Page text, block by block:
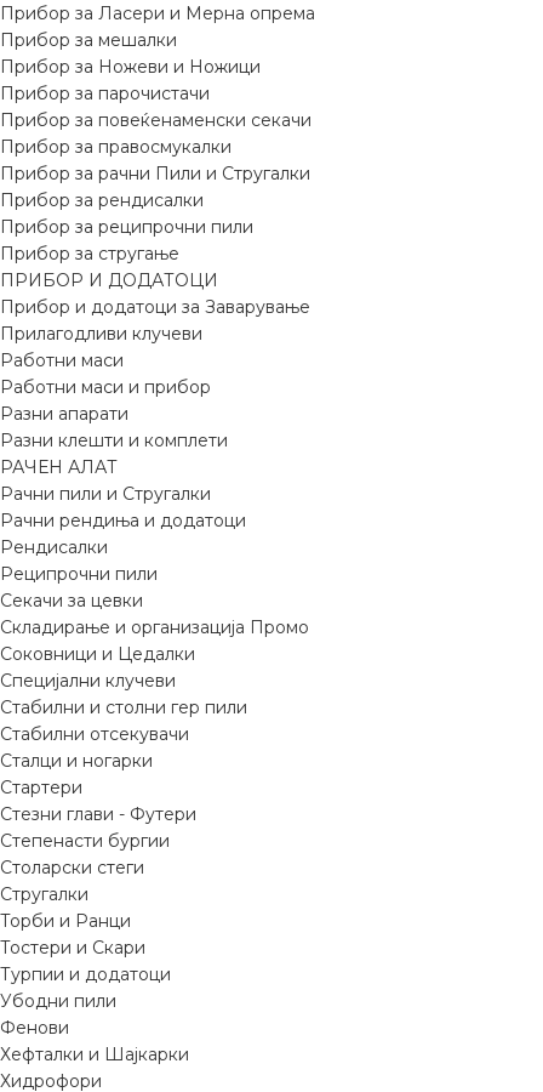
Прибор за Ласери и Мерна опрема
Прибор за мешалки
Прибор за Ножеви и Ножици
Прибор за парочистачи
Прибор за повеќенаменски секачи
Прибор за правосмукалки
Прибор за рачни Пили и Стругалки
Прибор за рендисалки
Прибор за реципрочни пили
Прибор за стругање
ПРИБОР И ДОДАТОЦИ
Прибор и додатоци за Заварување
Прилагодливи клучеви
Работни маси
Работни маси и прибор
Разни апарати
Разни клешти и комплети
РАЧЕН АЛАТ
Рачни пили и Стругалки
Рачни рендиња и додатоци
Рендисалки
Реципрочни пили
Секачи за цевки
Складирање и организација Промо
Соковници и Цедалки
Специјални клучеви
Стабилни и столни гер пили
Стабилни отсекувачи
Сталци и ногарки
Стартери
Стезни глави - Футери
Степенасти бургии
Столарски стеги
Стругалки
Торби и Ранци
Тостери и Скари
Турпии и додатоци
Убодни пили
Фенови
Хефталки и Шајкарки
Хидрофори